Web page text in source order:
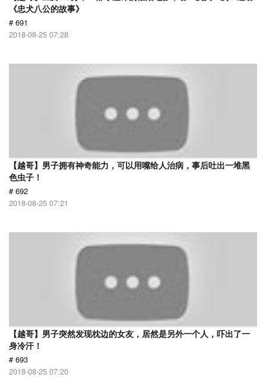
《忠犬八公的故事》
# 691
2018-08-25 07:28
【越哥】男子拥有神奇能力，可以用嘴给人治病，事后吐出一堆黑
色虫子！
# 692
2018-08-25 07:21
【越哥】男子突然发现枕边的女友，居然是另外一个人，吓出了一
身冷汗！
# 693
2018-08-25 07:20